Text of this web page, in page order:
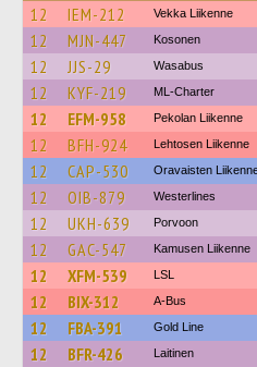
12 IEM-212 Vekka Liikenne
12 MJN-447 Kosonen
12 JJS-29 Wasabus
12 KYF-219 ML-Charter
12 EFM-958 Pekolan Liikenne
12 BFH-924 Lehtosen Liikenne
12 CAP-530 Oravaisten
12 OIB-879 Westerlines
12 UKH-639 Porvoon
12 GAC-547 Kamusen Liikenne
12 XFM-539 LSL
12 BIX-312 A-Bus
12 FBA-391 Gold Line
12 BFR-426 Laitinen